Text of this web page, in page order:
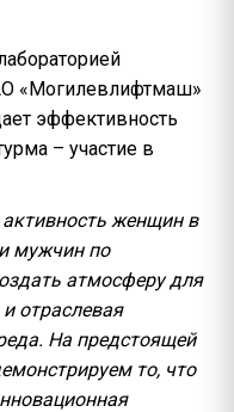
«Могилевлифтмаш»
эффективность
– участие в
женщин в
мужчин по
атмосферу для
отраслевая
На предстоящей
то, что